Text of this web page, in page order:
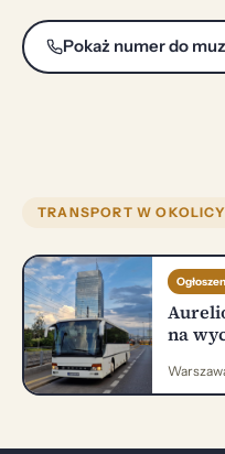
Pokaż numer do
TRANSPORT W OKOLICY
na